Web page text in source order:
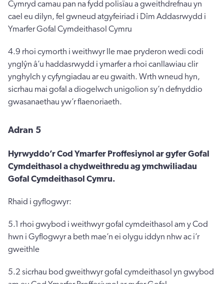
Cymryd camau pan na fydd polisïau a gweithdrefnau yn
cael eu dilyn, fel gwneud atgyfeiriad i Dîm Addasrwydd i
Ymarfer Gofal Cymdeithasol Cymru
4.9 rhoi cymorth i weithwyr lle mae pryderon wedi codi
ynglŷn â’u haddasrwydd i ymarfer a rhoi canllawiau clir
ynghylch y cyfyngiadau ar eu gwaith. Wrth wneud hyn,
sicrhau mai gofal a diogelwch unigolion sy’n defnyddio
gwasanaethau yw’r flaenoriaeth.
Adran 5
Hyrwyddo’r Cod Ymarfer Proffesiynol ar gyfer Gofal
Cymdeithasol a chydweithredu ag ymchwiliadau
Gofal Cymdeithasol Cymru.
Rhaid i gyflogwyr:
5.1 rhoi gwybod i weithwyr gofal cymdeithasol am y Cod
hwn i Gyflogwyr a beth mae’n ei olygu iddyn nhw ac i’r
gweithle
5.2 sicrhau bod gweithwyr gofal cymdeithasol yn gwybod